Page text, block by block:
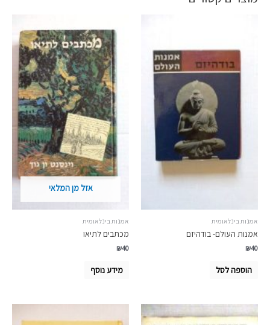
אמנות בינלאומית
אמנות העולם- בודהיזם
₪40
הוספה לסל
אזל מן המלאי
אמנות בינלאומית
מכתבים לתיאו
₪40
מידע נוסף